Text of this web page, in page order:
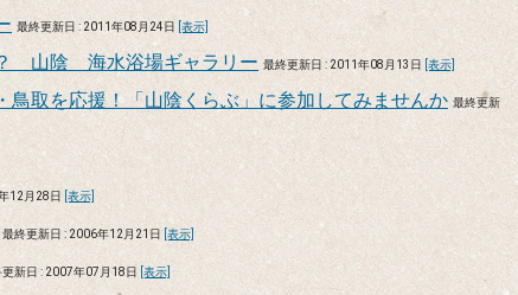
最終更新日 : 2011年08月24日 [表示]
山陰 海水浴場ギャラリー 最終更新日 : 2011年08月13日 [表示]
取を応援！「山陰くらぶ」に参加してみませんか 最終更新
12月28日 [表示]
最終更新日 : 2006年12月21日 [表示]
更新日 : 2007年07月18日 [表示]